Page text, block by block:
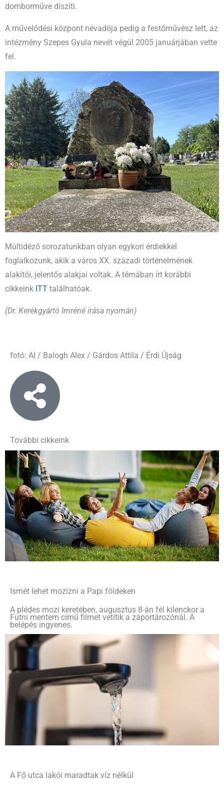
domborműve díszíti.
A művelődési központ névadója pedig a festőművész lett, az
intézmény Szepes Gyula nevét végül 2005 januárjában vette
fel.
Múltidéző sorozatunkban olyan egykori érdiekkel
foglalkozunk, akik a város XX. századi történelmének
alakítói, jelentős alakjai voltak. A témában írt korábbi
cikkeink ITT találhatóak.
(Dr. Kerékgyártó Imréné írása nyomán)
fotó: AI / Balogh Alex / Gárdos Attila / Érdi Újság
További cikkeink
Ismét lehet mozizni a Papi földeken
A plédes mozi keretében, augusztus 8-án fél kilenckor a
Futni mentem című filmet vetítik a záportározónál. A
belépés ingyenes.
A Fő utca lakói maradtak víz nélkül